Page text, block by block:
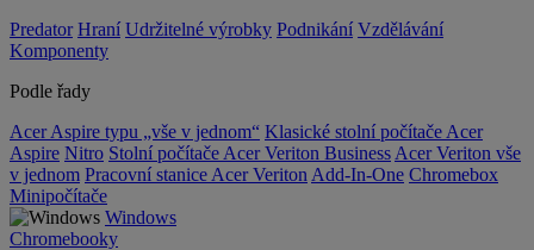
Predator Hraní Udržitelné výrobky Podnikání Vzdělávání
Komponenty
Podle řady
Acer Aspire typu „vše v jednom“ Klasické stolní počítače Acer
Aspire Nitro Stolní počítače Acer Veriton Business Acer Veriton vše
v jednom Pracovní stanice Acer Veriton Add-In-One Chromebox
Minipočítače
Windows
Chromebooky